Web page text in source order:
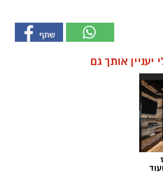
יעניין אותך גם